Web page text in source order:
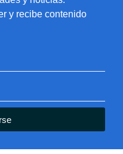
y recibe contenido